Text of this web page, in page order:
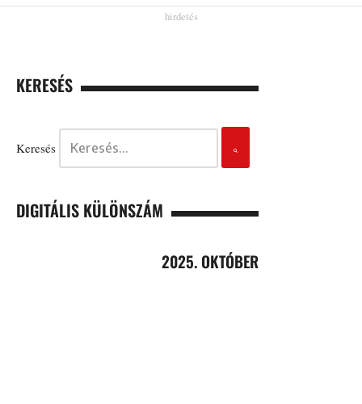
KERESÉS
Keresés
DIGITÁLIS KÜLÖNSZÁM
2025. OKTÓBER